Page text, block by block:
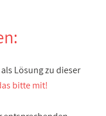
Lösung zu dieser
bitte mit!